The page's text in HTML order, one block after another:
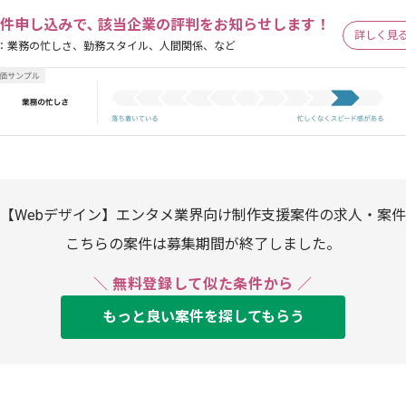
申し込みで､ 該当企業の評判をお知らせします！
業務の忙しさ、勤務スタイル、人間関係、など
詳しく見
【Webデザイン】エンタメ業界向け制作支援案件の求人・案件
こちらの案件は募集期間が終了しました。
＼ 無料登録して似た条件から ／
もっと良い案件を探してもらう